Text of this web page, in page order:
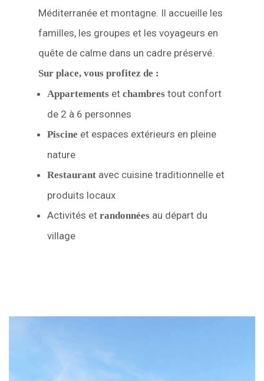
Méditerranée et montagne. Il accueille les
familles, les groupes et les voyageurs en
quête de calme dans un cadre préservé.
Sur place, vous profitez de :
Appartements et chambres tout confort
de 2 à 6 personnes
Piscine et espaces extérieurs en pleine
nature
Restaurant avec cuisine traditionnelle et
produits locaux
Activités et randonnées au départ du
village